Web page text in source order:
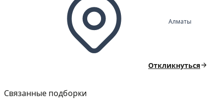
Алматы
Откликнуться
Связанные подборки